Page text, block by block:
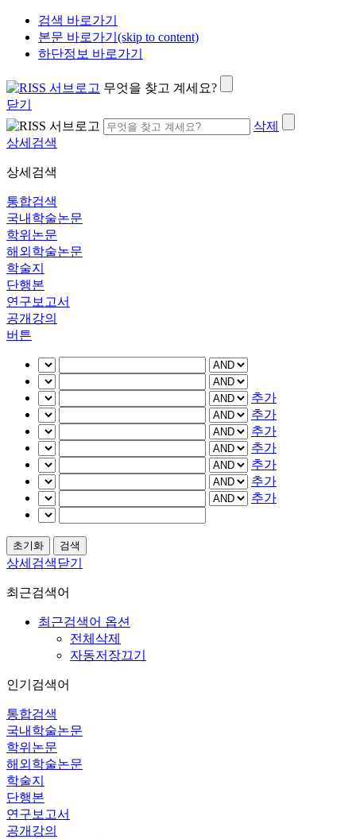
검색 바로가기
본문 바로가기(skip to content)
하단정보 바로가기
무엇을 찾고 계세요?
닫기
삭제
상세검색
상세검색
통합검색
국내학술논문
학위논문
해외학술논문
학술지
단행본
연구보고서
공개강의
버튼
추가
추가
추가
추가
추가
추가
추가
상세검색닫기
최근검색어
최근검색어 옵션
전체삭제
자동저장끄기
인기검색어
통합검색
국내학술논문
학위논문
해외학술논문
학술지
단행본
연구보고서
공개강의